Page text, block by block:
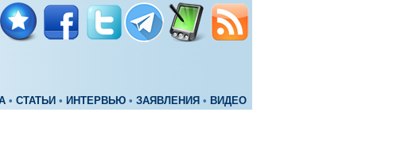
• СТАТЬИ • ИНТЕРВЬЮ • ЗАЯВЛЕНИЯ • ВИДЕО